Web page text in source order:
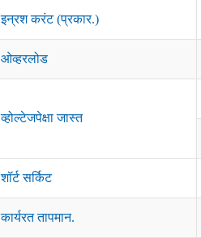
इन्रश करंट (प्रकार.)
ओव्हरलोड
व्होल्टेजपेक्षा जास्त
शॉर्ट सर्किट
कार्यरत तापमान.